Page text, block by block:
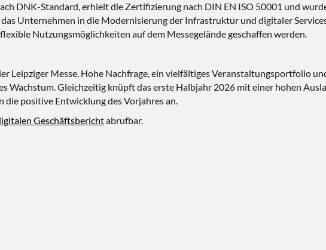
DNK-Standard, erhielt die Zertifizierung nach DIN EN ISO 50001 und
Unternehmen in die Modernisierung der Infrastruktur und digitaler
Nutzungsmöglichkeiten auf dem Messegelände geschaffen werden.
Leipziger Messe. Hohe Nachfrage, ein vielfältiges Veranstaltungsportfolio
Gleichzeitig knüpft das erste Halbjahr 2026 mit einer hohen
positive Entwicklung des Vorjahres an.
Geschäftsberichtabrufbar.